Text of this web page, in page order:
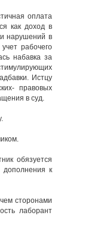
оплата
как доход в
нарушений в
рабочего
набавка за
Истцу
правовых
в суд.
обязуется
дополнения к
сторонами
лаборант